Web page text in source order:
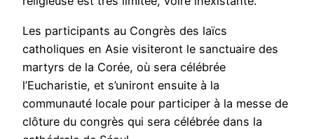
Les participants au Congrès des laïcs
catholiques en Asie visiteront le sanctuaire des
martyrs de la Corée, où sera célébrée
l’Eucharistie, et s’uniront ensuite à la
communauté locale pour participer à la messe de
clôture du congrès qui sera célébrée dans la